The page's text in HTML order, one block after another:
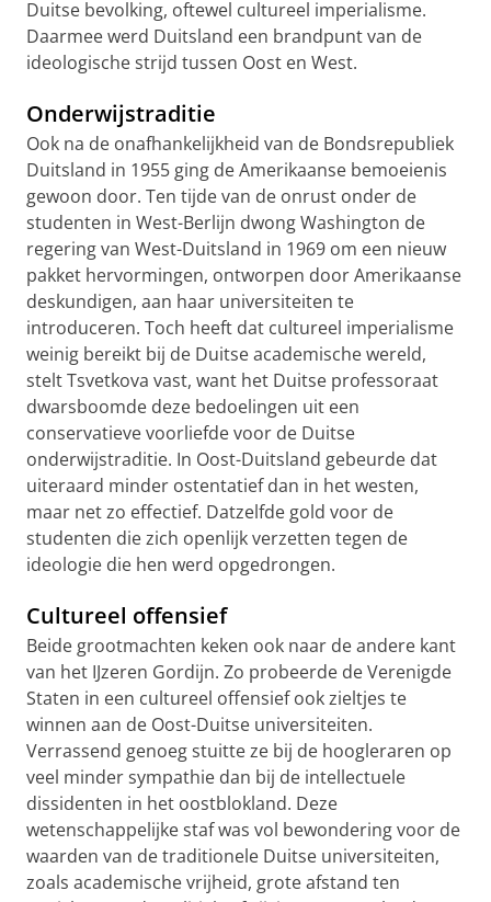
Duitse bevolking, oftewel cultureel imperialisme.
Daarmee werd Duitsland een brandpunt van de
ideologische strijd tussen Oost en West.
Onderwijstraditie
Ook na de onafhankelijkheid van de Bondsrepubliek
Duitsland in 1955 ging de Amerikaanse bemoeienis
gewoon door. Ten tijde van de onrust onder de
studenten in West-Berlijn dwong Washington de
regering van West-Duitsland in 1969 om een nieuw
pakket hervormingen, ontworpen door Amerikaanse
deskundigen, aan haar universiteiten te
introduceren. Toch heeft dat cultureel imperialisme
weinig bereikt bij de Duitse academische wereld,
stelt Tsvetkova vast, want het Duitse professoraat
dwarsboomde deze bedoelingen uit een
conservatieve voorliefde voor de Duitse
onderwijstraditie. In Oost-Duitsland gebeurde dat
uiteraard minder ostentatief dan in het westen,
maar net zo effectief. Datzelfde gold voor de
studenten die zich openlijk verzetten tegen de
ideologie die hen werd opgedrongen.
Cultureel offensief
Beide grootmachten keken ook naar de andere kant
van het IJzeren Gordijn. Zo probeerde de Verenigde
Staten in een cultureel offensief ook zieltjes te
winnen aan de Oost-Duitse universiteiten.
Verrassend genoeg stuitte ze bij de hoogleraren op
veel minder sympathie dan bij de intellectuele
dissidenten in het oostblokland. Deze
wetenschappelijke staf was vol bewondering voor de
waarden van de traditionele Duitse universiteiten,
zoals academische vrijheid, grote afstand ten